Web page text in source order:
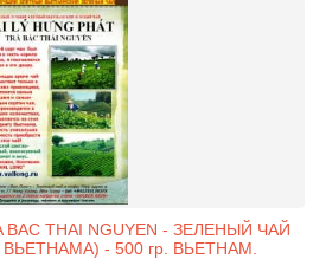
BAC THAI NGUYEN - ЗЕЛЕНЫЙ ЧАЙ
- 500 гр. ВЬЕТНАМ.